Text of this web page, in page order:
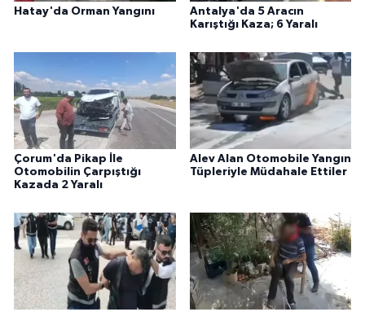
Hatay'da Orman Yangını
Antalya'da 5 Aracın
Karıştığı Kaza; 6 Yaralı
Çorum'da Pikap İle
Otomobilin Çarpıştığı
Kazada 2 Yaralı
Alev Alan Otomobile Yangın
Tüpleriyle Müdahale Ettiler